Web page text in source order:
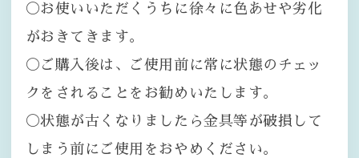
〇お使いいただくうちに徐々に色あせや劣化
がおきてきます。
〇ご購入後は、ご使用前に常に状態のチェッ
クをされることをお勧めいたします。
〇状態が古くなりましたら金具等が破損して
しまう前にご使用をおやめください。